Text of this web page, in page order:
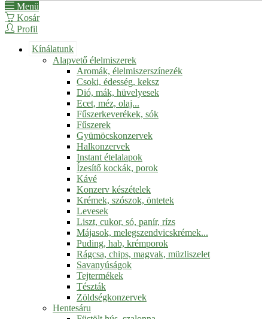
Menü
Kosár
Profil
Kínálatunk
Alapvető élelmiszerek
Aromák, élelmiszerszínezék
Csoki, édesség, keksz
Dió, mák, hüvelyesek
Ecet, méz, olaj...
Fűszerkeverékek, sók
Fűszerek
Gyümöcskonzervek
Halkonzervek
Instant ételalapok
Ízesítő kockák, porok
Kávé
Konzerv készételek
Krémek, szószok, öntetek
Levesek
Liszt, cukor, só, panír, rízs
Májasok, melegszendvicskrémek...
Puding, hab, krémporok
Rágcsa, chips, magvak, müzliszelet
Savanyúságok
Tejtermékek
Tészták
Zöldségkonzervek
Hentesáru